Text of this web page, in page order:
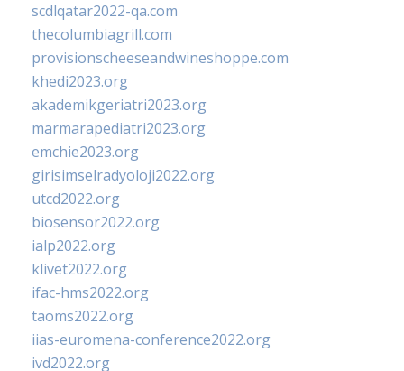
scdlqatar2022-qa.com
thecolumbiagrill.com
provisionscheeseandwineshoppe.com
khedi2023.org
akademikgeriatri2023.org
marmarapediatri2023.org
emchie2023.org
girisimselradyoloji2022.org
utcd2022.org
biosensor2022.org
ialp2022.org
klivet2022.org
ifac-hms2022.org
taoms2022.org
iias-euromena-conference2022.org
ivd2022.org